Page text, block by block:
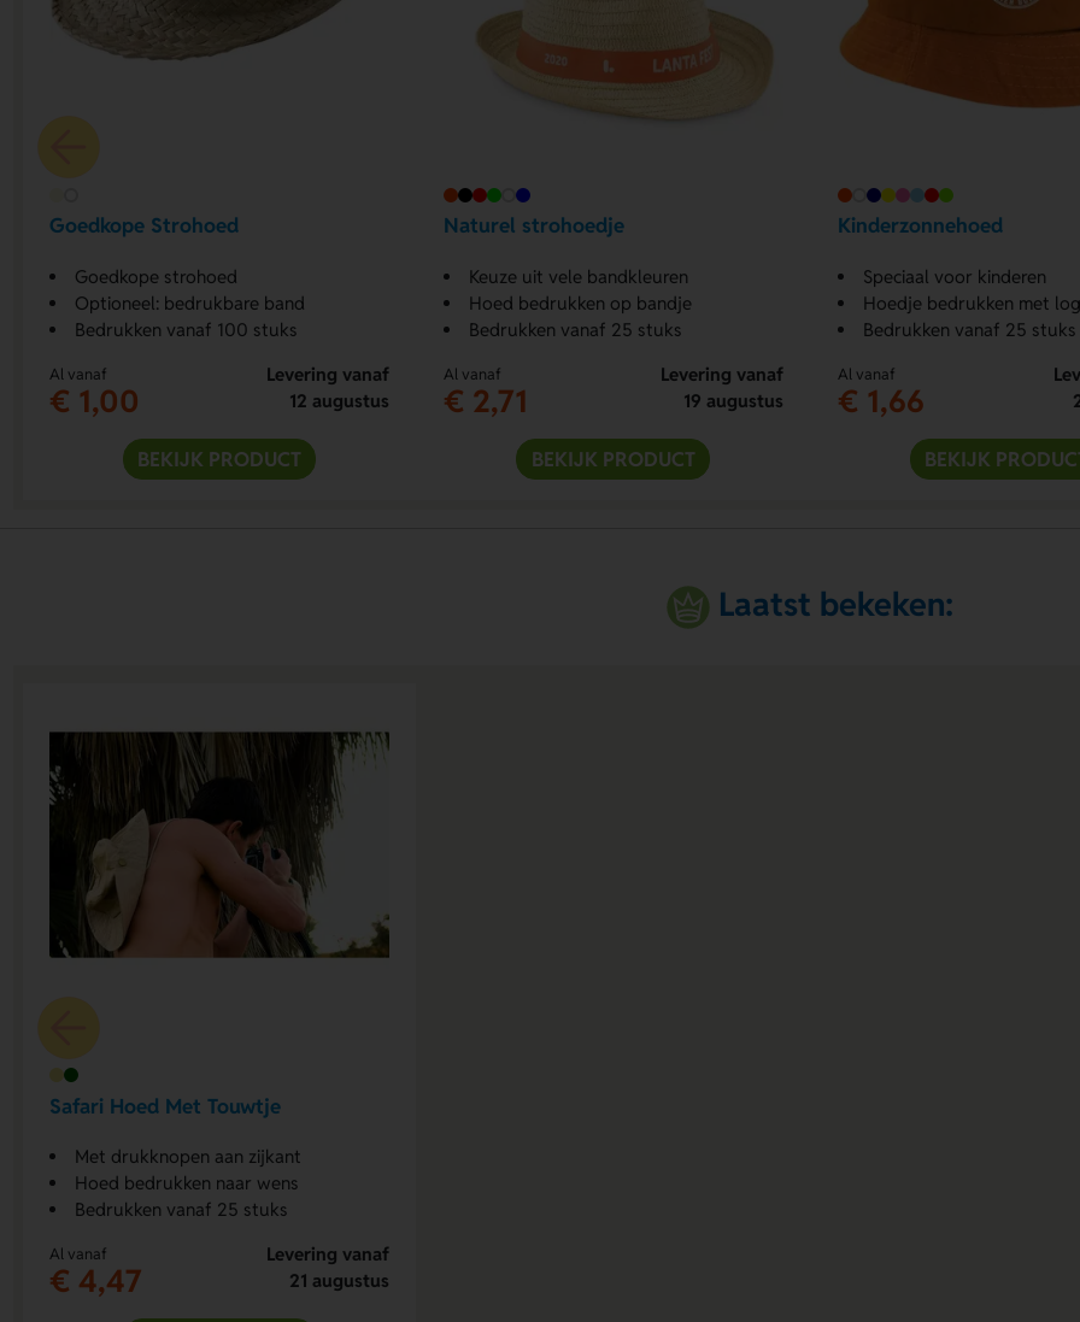
Goedkope Strohoed
Goedkope strohoed
Optioneel: bedrukbare band
Bedrukken vanaf 100 stuks
Al vanaf
€ 1,00
Levering vanaf
12 augustus
BEKIJK PRODUCT
Naturel strohoedje
Keuze uit vele bandkleuren
Hoed bedrukken op bandje
Bedrukken vanaf 25 stuks
Al vanaf
€ 2,71
Levering vanaf
19 augustus
BEKIJK PRODUCT
Kinderzonnehoed
Speciaal voor kinderen
Hoedje bedrukken met
Bedrukken vanaf 25 stuks
Al vanaf
€ 1,66
BEKIJK
Laatst bekeken:
Safari Hoed Met Touwtje
Met drukknopen aan zijkant
Hoed bedrukken naar wens
Bedrukken vanaf 25 stuks
Al vanaf
€ 4,47
Levering vanaf
21 augustus